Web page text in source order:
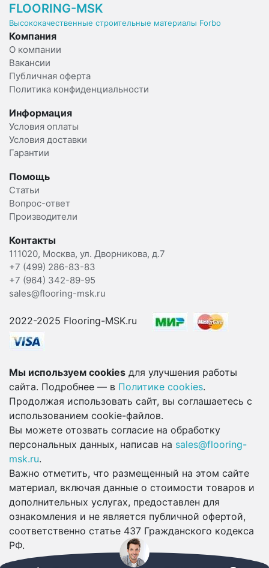
FLOORING-MSK
Высококачественные строительные материалы Forbo
Компания
О компании
Вакансии
Публичная оферта
Политика конфиденциальности
Информация
Условия оплаты
Условия доставки
Гарантии
Помощь
Статьи
Вопрос-ответ
Производители
Контакты
111020, Москва, ул. Дворникова, д.7
+7 (499) 286-83-83
+7 (964) 342-89-95
sales@flooring-msk.ru
2022-2025 Flooring-MSK.ru
Мы используем cookies для улучшения работы
сайта. Подробнее — в Политике cookies.
Продолжая использовать сайт, вы соглашаетесь с
использованием cookie-файлов.
Вы можете отозвать согласие на обработку
персональных данных, написав на sales@flooring-
msk.ru.
Важно отметить, что размещенный на этом сайте
материал, включая данные о стоимости товаров и
дополнительных услугах, предоставлен для
ознакомления и не является публичной офертой,
соответственно статье 437 Гражданского кодекса
РФ.